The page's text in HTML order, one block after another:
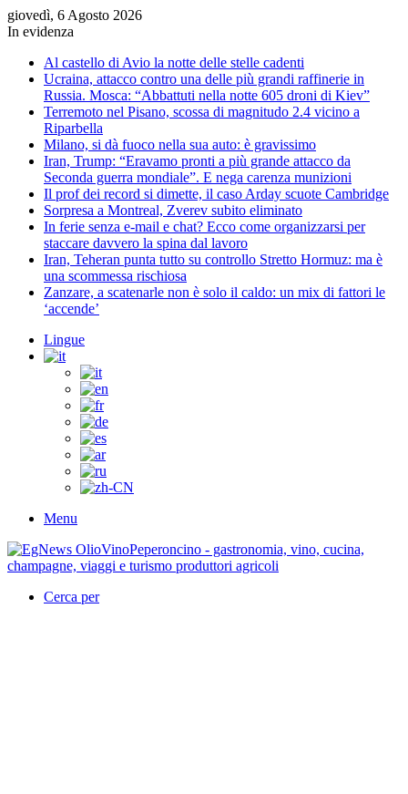
giovedì, 6 Agosto 2026
In evidenza
Al castello di Avio la notte delle stelle cadenti
Ucraina, attacco contro una delle più grandi raffinerie in
Russia. Mosca: “Abbattuti nella notte 605 droni di Kiev”
Terremoto nel Pisano, scossa di magnitudo 2.4 vicino a
Riparbella
Milano, si dà fuoco nella sua auto: è gravissimo
Iran, Trump: “Eravamo pronti a più grande attacco da
Seconda guerra mondiale”. E nega carenza munizioni
Il prof dei record si dimette, il caso Arday scuote Cambridge
Sorpresa a Montreal, Zverev subito eliminato
In ferie senza e-mail e chat? Ecco come organizzarsi per
staccare davvero la spina dal lavoro
Iran, Teheran punta tutto su controllo Stretto Hormuz: ma è
una scommessa rischiosa
Zanzare, a scatenarle non è solo il caldo: un mix di fattori le
‘accende’
Lingue
Menu
Cerca per